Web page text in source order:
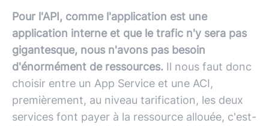
Pour l'API, comme l'application est une
application interne et que le trafic n'y sera pas
gigantesque, nous n'avons pas besoin
d'énormément de ressources. Il nous faut donc
choisir entre un App Service et une ACI,
premièrement, au niveau tarification, les deux
services font payer à la ressource allouée, c'est-